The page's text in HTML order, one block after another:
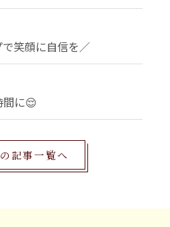
笑顔に自信を／
間に😌
記事一覧へ